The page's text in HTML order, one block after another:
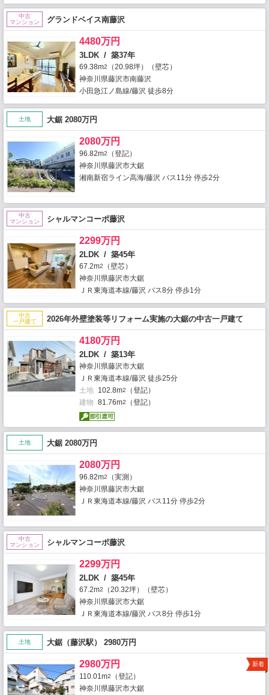
中古
マンション
グランドベイス南藤沢
4480万円
3LDK / 築37年
69.38m2
（20.98坪）（壁芯）
神奈川県藤沢市南藤沢
小田急江ノ島線/藤沢 徒歩8分
土地 大鋸 2080万円
2080万円
96.82m2
（登記）
神奈川県藤沢市大鋸
湘南新宿ライン高海/藤沢 バス11分 停歩2分
中古
マンション
シャルマンコーポ藤沢
2299万円
2LDK / 築45年
67.2m2
（壁芯）
神奈川県藤沢市大鋸
ＪＲ東海道本線/藤沢 バス8分 停歩1分
中古
一戸建て
2026年外壁塗装等リフォーム実施の大鋸の中古一戸建て
4180万円
2LDK / 築13年
神奈川県藤沢市大鋸
ＪＲ東海道本線/藤沢 徒歩25分
土地 102.8m2
（登記）
建物 81.76m2 （登記）
土地 大鋸 2080万円
2080万円
96.82m2
（実測）
神奈川県藤沢市大鋸
ＪＲ東海道本線/藤沢 バス11分 停歩2分
中古
マンション
シャルマンコーポ藤沢
2299万円
2LDK / 築45年
67.2m2
（20.32坪）（壁芯）
神奈川県藤沢市大鋸
ＪＲ東海道本線/藤沢 バス8分 停歩1分
土地 大鋸（藤沢駅） 2980万円
2980万円
110.01m2
（登記）
神奈川県藤沢市大鋸
新着